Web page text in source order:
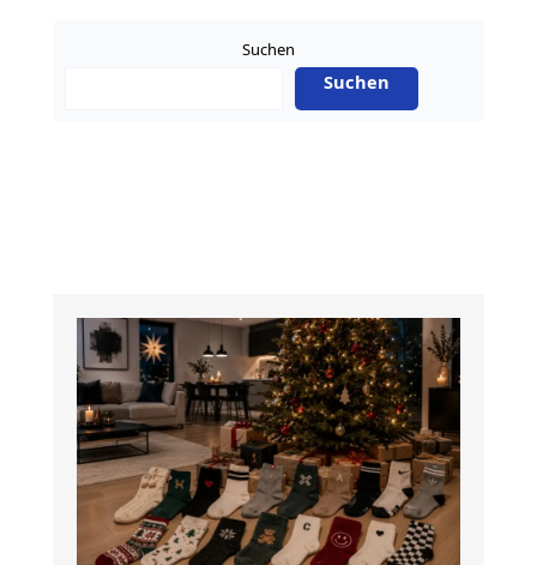
Suchen
Suchen